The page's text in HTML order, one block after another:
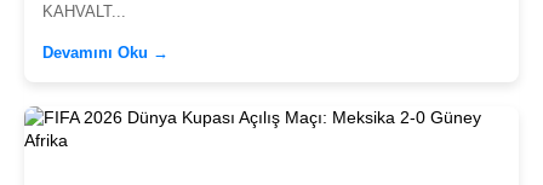
KAHVALT...
Devamını Oku →